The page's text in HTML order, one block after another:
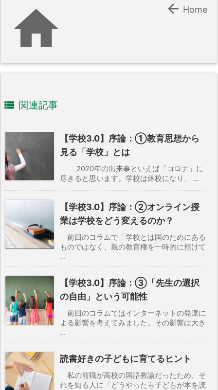
  Home
 関連記事
【学校3.0】序論：①教育思想から
見る「学校」とは
2020年の出来事といえば「コロナ」に
尽きると思います。学校は休校になり、 ...
【学校3.0】序論：②オンライン授
業は学校をどう変えるのか？
前回のコラムで「学校とは国のためにある
ものではなく、親の教育権を一時的に預けて
...
【学校3.0】序論：③「先生の選択
の自由」という可能性
前回のコラムではインターネットの発達に
よる影響を考えてみました。その影響は大き
...
読書好きの子どもに育てるヒント
私の前職が高校の国語教諭だったため、そ
れを知る人に「どうやったら子どもが本を読